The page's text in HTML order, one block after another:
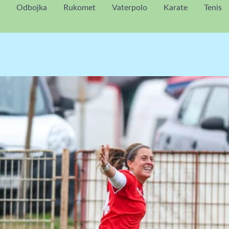
Odbojka Rukomet Vaterpolo Karate Tenis